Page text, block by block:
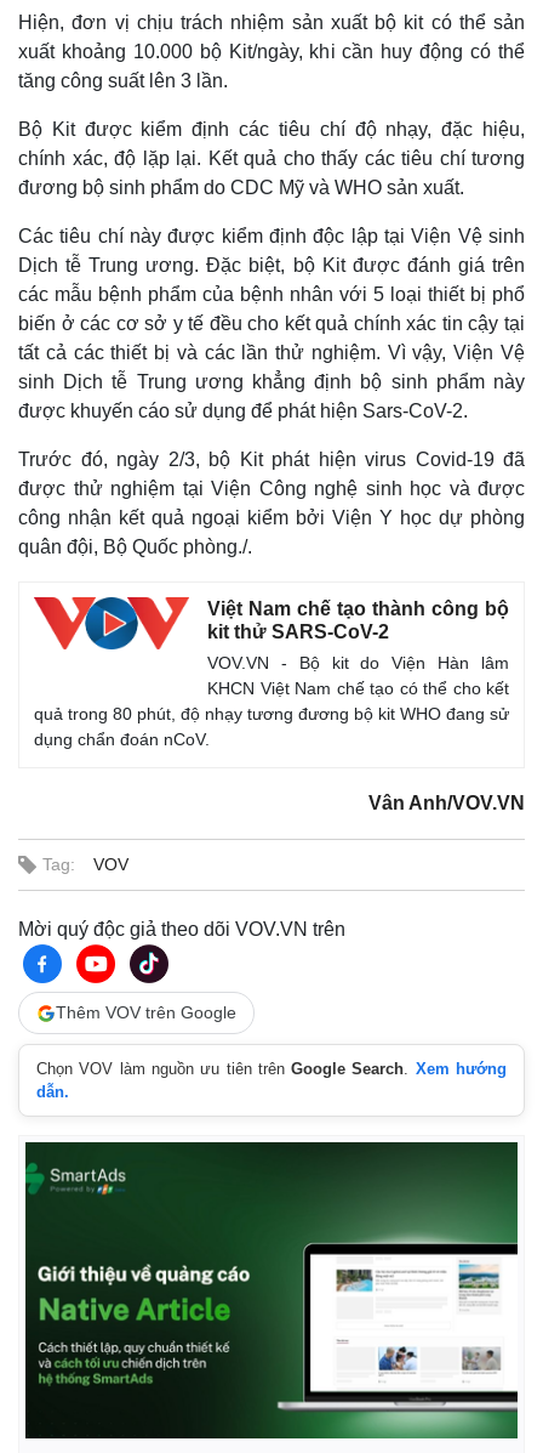
Thế giới
Hiện, đơn vị chịu trách nhiệm sản xuất bộ kit có thể sản
xuất khoảng 10.000 bộ Kit/ngày, khi cần huy động có thể
tăng công suất lên 3 lần.
Bộ Kit được kiểm định các tiêu chí độ nhạy, đặc hiệu,
chính xác, độ lặp lại. Kết quả cho thấy các tiêu chí tương
đương bộ sinh phẩm do CDC Mỹ và WHO sản xuất.
Các tiêu chí này được kiểm định độc lập tại Viện Vệ sinh
Dịch tễ Trung ương. Đặc biệt, bộ Kit được đánh giá trên
các mẫu bệnh phẩm của bệnh nhân với 5 loại thiết bị phổ
biến ở các cơ sở y tế đều cho kết quả chính xác tin cậy tại
tất cả các thiết bị và các lần thử nghiệm. Vì vậy, Viện Vệ
sinh Dịch tễ Trung ương khẳng định bộ sinh phẩm này
được khuyến cáo sử dụng để phát hiện Sars-CoV-2.
Trước đó, ngày 2/3, bộ Kit phát hiện virus Covid-19 đã
được thử nghiệm tại Viện Công nghệ sinh học và được
công nhận kết quả ngoại kiểm bởi Viện Y học dự phòng
quân đội, Bộ Quốc phòng./.
Việt Nam chế tạo thành công bộ
kit thử SARS-CoV-2
VOV.VN - Bộ kit do Viện Hàn lâm
KHCN Việt Nam chế tạo có thể cho kết
quả trong 80 phút, độ nhạy tương đương bộ kit WHO đang sử
dụng chẩn đoán nCoV.
Vân Anh/VOV.VN
Tag: VOV
Mời quý độc giả theo dõi VOV.VN trên
Thêm VOV trên Google
Chọn VOV làm nguồn ưu tiên trênGoogle Search. Xem hướng
dẫn.